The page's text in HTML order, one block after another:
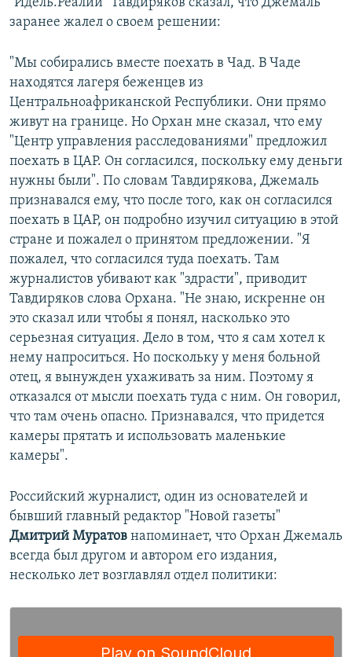
заранее жалел о своем решении:
"Мы собирались вместе поехать в Чад. В Чаде
находятся лагеря беженцев из
Центральноафриканской Республики. Они прямо
живут на границе. Но Орхан мне сказал, что ему
"Центр управления расследованиями" предложил
поехать в ЦАР. Он согласился, поскольку ему деньги
нужны были". По словам Тавдирякова, Джемаль
признавался ему, что после того, как он согласился
поехать в ЦАР, он подробно изучил ситуацию в этой
стране и пожалел о принятом предложении. "Я
пожалел, что согласился туда поехать. Там
журналистов убивают как "здрасти", приводит
Тавдиряков слова Орхана. "Не знаю, искренне он
это сказал или чтобы я понял, насколько это
серьезная ситуация. Дело в том, что я сам хотел к
нему напроситься. Но поскольку у меня больной
отец, я вынужден ухаживать за ним. Поэтому я
отказался от мысли поехать туда с ним. Он говорил,
что там очень опасно. Признавался, что придется
камеры прятать и использовать маленькие
камеры".
Российский журналист, один из основателей и
бывший главный редактор "Новой газеты"
Дмитрий Муратов напоминает, что Орхан Джемаль
всегда был другом и автором его издания,
несколько лет возглавлял отдел политики: